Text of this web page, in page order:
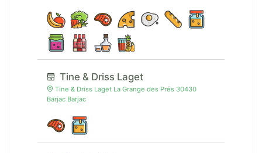
Tine & Driss Laget
Tine & Driss Laget La Grange des Prés 30430
Barjac Barjac